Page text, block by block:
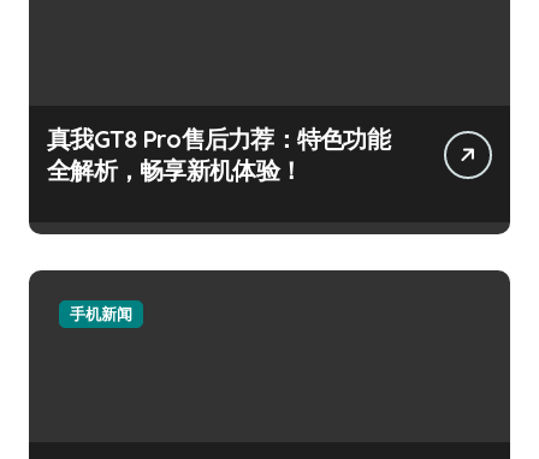
真我GT8 Pro售后力荐：特色功能
全解析，畅享新机体验！
手机新闻